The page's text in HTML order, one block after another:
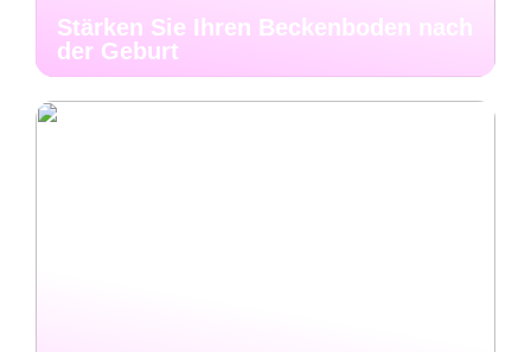
Stärken Sie Ihren Beckenboden nach
der Geburt